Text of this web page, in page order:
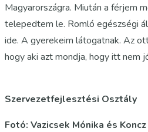
Magyarországra. Miután a férjem
telepedtem le. Romló egészségi
ide. A gyerekeim látogatnak. Az
hogy aki azt mondja, hogy itt nem
Szervezetfejlesztési Osztály
Fotó: Vazicsek Mónika és